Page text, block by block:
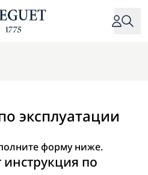
эксплуатации
форму ниже.
по